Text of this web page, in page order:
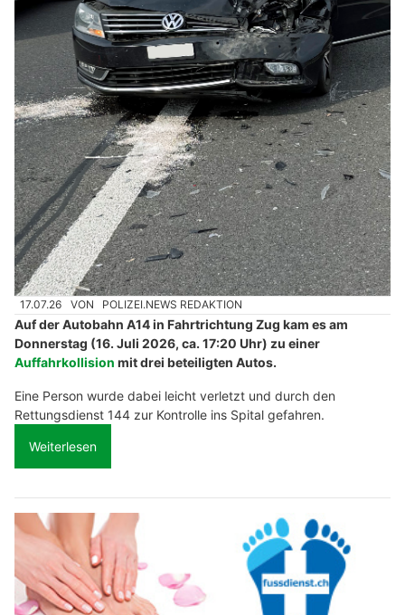
17.07.26 VON POLIZEI.NEWS REDAKTION
Auf der Autobahn A14 in Fahrtrichtung Zug kam es am
Donnerstag (16. Juli 2026, ca. 17:20 Uhr) zu einer
Auffahrkollision mit drei beteiligten Autos.
Eine Person wurde dabei leicht verletzt und durch den
Rettungsdienst 144 zur Kontrolle ins Spital gefahren.
Weiterlesen